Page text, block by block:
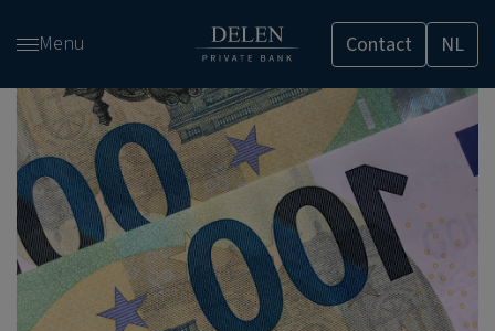
en
de
inhoud
gaan
Menu Contact NL